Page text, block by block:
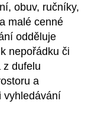
obuv, ručníky,
malé cenné
odděluje
nepořádku či
z dufelu
a
vyhledávání